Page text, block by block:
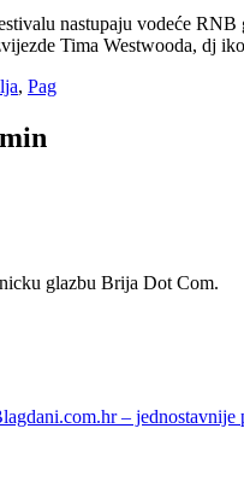
nastupaju vodeće
Tima Westwooda, dj
, Pag
glazbu Brija Dot Com.
–